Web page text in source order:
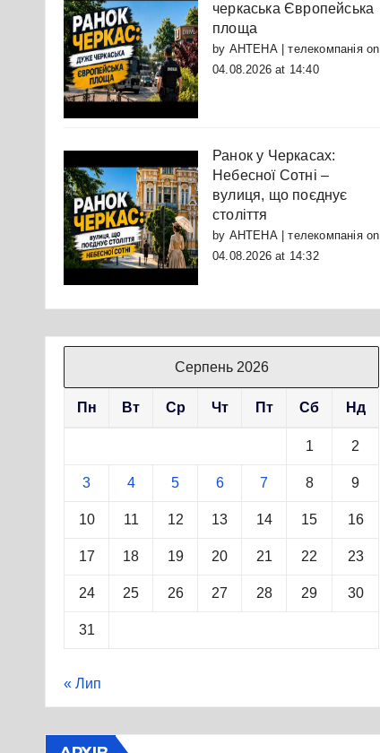
черкаська Європейська
площа
by АНТЕНА | телекомпаніяon
04.08.2026 at 14:40
Ранок у Черкасах:
Небесної Сотні –
вулиця, що поєднує
століття
by АНТЕНА | телекомпаніяon
04.08.2026 at 14:32
Серпень 2026
Пн Вт Ср Чт Пт Сб Нд
1 2
3 4 5 6 7 8 9
10 11 12 13 14 15 16
17 18 19 20 21 22 23
24 25 26 27 28 29 30
31
« Лип